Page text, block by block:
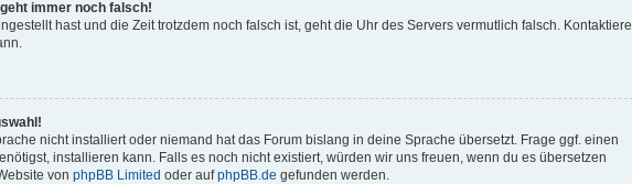
immer noch falsch!
hast und die Zeit trotzdem noch falsch ist, geht die Uhr des Servers vermutlich falsch. Kontaktiere
nicht installiert oder niemand hat das Forum bislang in deine Sprache übersetzt. Frage ggf. einen
installieren kann. Falls es noch nicht existiert, würden wir uns freuen, wenn du es übersetzen
von phpBB Limited oder aufphpBB.de gefunden werden.